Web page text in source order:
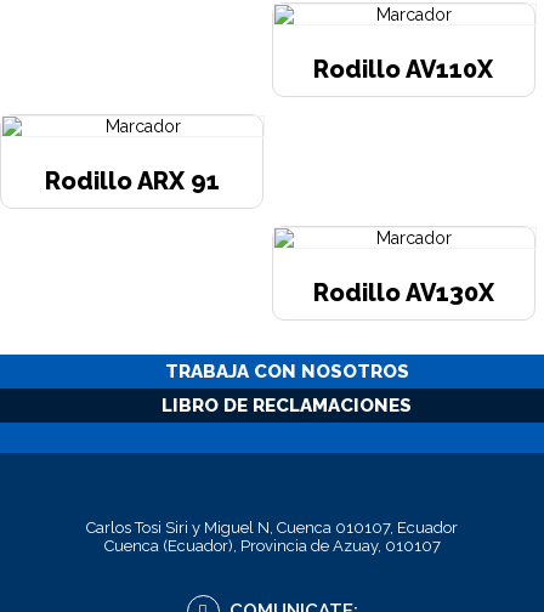
Rodillo AV110X
Rodillo ARX 91
Rodillo AV130X
TRABAJA CON NOSOTROS
LIBRO DE RECLAMACIONES
Carlos Tosi Siri y Miguel N, Cuenca 010107, Ecuador
Cuenca (Ecuador), Provincia de Azuay, 010107